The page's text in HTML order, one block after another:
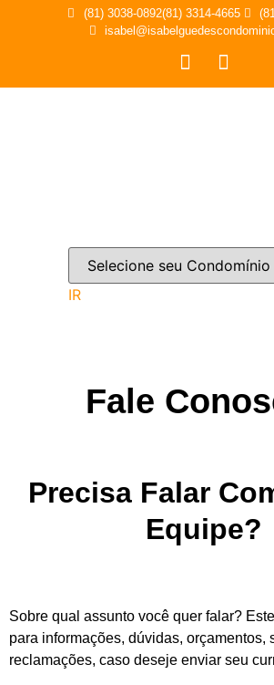
(81) 3038-0892(81) 3314-4665
IR
Fale
Precisa Falar
Equipe?
Sobre qual assunto você quer falar?
para informações, dúvidas, orçamentos,
reclamações, caso deseje enviar seu